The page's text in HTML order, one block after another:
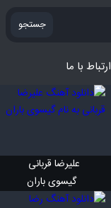
جستجو
ارتباط با ما
علیرضا قربانی
گیسوی باران